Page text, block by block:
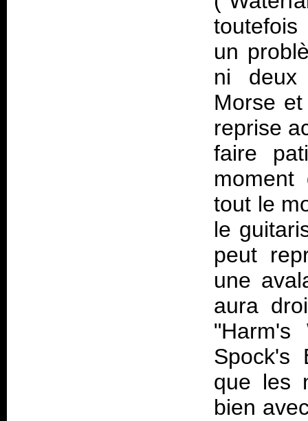
un
ni deux
Morse
reprise
faire
moment
tout le
le
peut
une
aura
Spock's
que les
bien